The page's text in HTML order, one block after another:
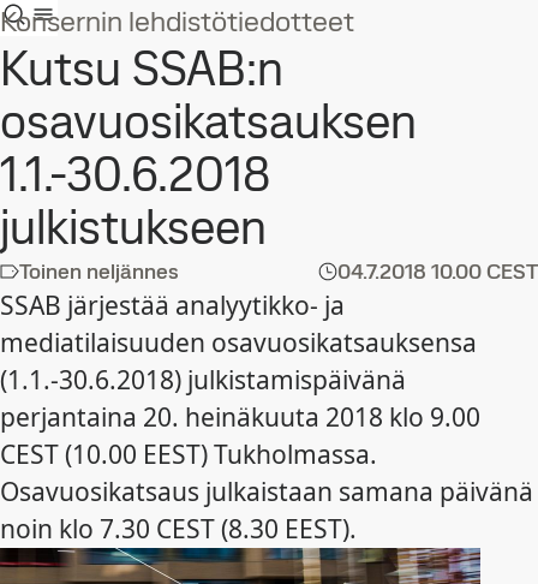
Konsernin lehdistötiedotteet
Kutsu SSAB:n
osavuosikatsauksen
1.1.-30.6.2018
julkistukseen
Toinen neljännes 04.7.2018 10.00 CEST
SSAB järjestää analyytikko- ja
mediatilaisuuden osavuosikatsauksensa
(1.1.-30.6.2018) julkistamispäivänä
perjantaina 20. heinäkuuta 2018 klo 9.00
CEST (10.00 EEST) Tukholmassa.
Osavuosikatsaus julkaistaan samana päivänä
noin klo 7.30 CEST (8.30 EEST).